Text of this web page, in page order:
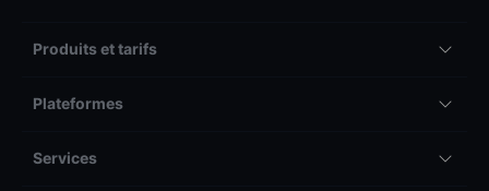
Produits et tarifs
Plateformes
Services